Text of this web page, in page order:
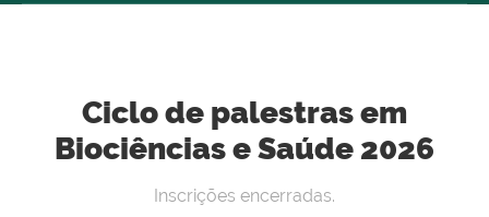
Ciclo de palestras em
Biociências e Saúde 2026
Inscrições encerradas.